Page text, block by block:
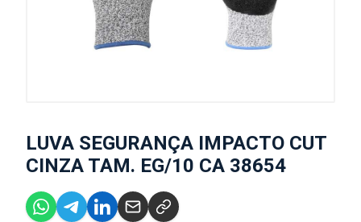
LUVA SEGURANÇA IMPACTO CUT
CINZA TAM. EG/10 CA 38654